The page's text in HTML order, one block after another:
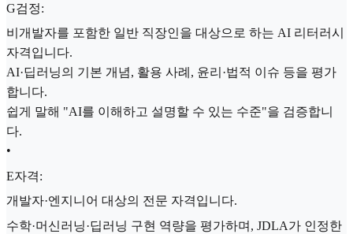
G검정:
비개발자를 포함한 일반 직장인을 대상으로 하는 AI 리터러시
자격입니다.
AI·딥러닝의 기본 개념, 활용 사례, 윤리·법적 이슈 등을 평가
합니다.
쉽게 말해 "AI를 이해하고 설명할 수 있는 수준"을 검증합니
다.
•
E자격:
개발자·엔지니어 대상의 전문 자격입니다.
수학·머신러닝·딥러닝 구현 역량을 평가하며, JDLA가 인정한